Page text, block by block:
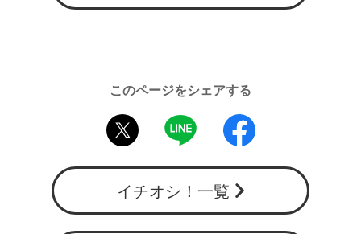
このページをシェアする
twitter
LINE
イチオシ！一覧